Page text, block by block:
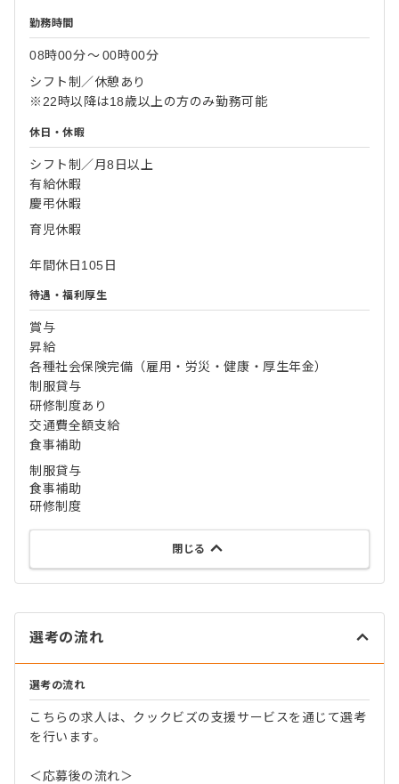
勤務時間
08時00分〜00時00分
シフト制／休憩あり
※22時以降は18歳以上の方のみ勤務可能
休日・休暇
シフト制／月8日以上
有給休暇
慶弔休暇
育児休暇
年間休日105日
待遇・福利厚生
賞与
昇給
各種社会保険完備（雇用・労災・健康・厚生年金）
制服貸与
研修制度あり
交通費全額支給
食事補助
制服貸与
食事補助
研修制度
閉じる
選考の流れ
選考の流れ
こちらの求人は、クックビズの支援サービスを通じて選考
を行います。
＜応募後の流れ＞